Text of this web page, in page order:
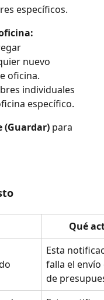
específicos.
nuevo
oficina.
individuales
específico.
(Guardar) para
Qué
Esta
falla el
de